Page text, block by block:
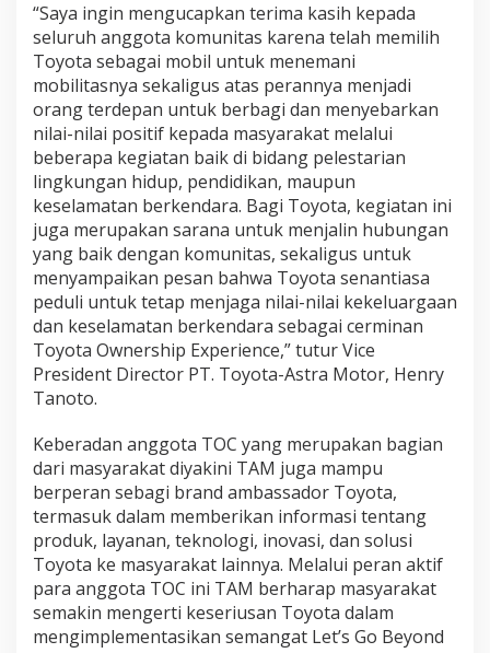
“Saya ingin mengucapkan terima kasih kepada
seluruh anggota komunitas karena telah memilih
Toyota sebagai mobil untuk menemani
mobilitasnya sekaligus atas perannya menjadi
orang terdepan untuk berbagi dan menyebarkan
nilai-nilai positif kepada masyarakat melalui
beberapa kegiatan baik di bidang pelestarian
lingkungan hidup, pendidikan, maupun
keselamatan berkendara. Bagi Toyota, kegiatan ini
juga merupakan sarana untuk menjalin hubungan
yang baik dengan komunitas, sekaligus untuk
menyampaikan pesan bahwa Toyota senantiasa
peduli untuk tetap menjaga nilai-nilai kekeluargaan
dan keselamatan berkendara sebagai cerminan
Toyota Ownership Experience,” tutur Vice
President Director PT. Toyota-Astra Motor, Henry
Tanoto.
Keberadan anggota TOC yang merupakan bagian
dari masyarakat diyakini TAM juga mampu
berperan sebagi brand ambassador Toyota,
termasuk dalam memberikan informasi tentang
produk, layanan, teknologi, inovasi, dan solusi
Toyota ke masyarakat lainnya. Melalui peran aktif
para anggota TOC ini TAM berharap masyarakat
semakin mengerti keseriusan Toyota dalam
mengimplementasikan semangat Let’s Go Beyond